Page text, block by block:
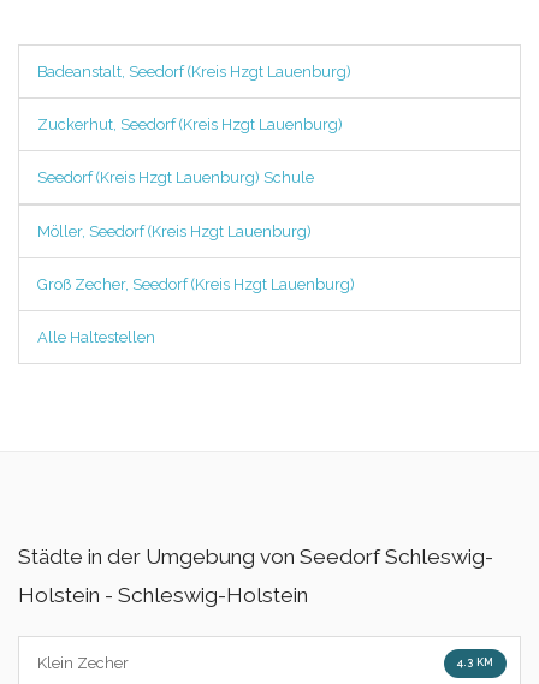
Badeanstalt, Seedorf (Kreis Hzgt Lauenburg)
Zuckerhut, Seedorf (Kreis Hzgt Lauenburg)
Seedorf (Kreis Hzgt Lauenburg) Schule
Möller, Seedorf (Kreis Hzgt Lauenburg)
Groß Zecher, Seedorf (Kreis Hzgt Lauenburg)
Alle Haltestellen
Städte in der Umgebung von Seedorf Schleswig-
Holstein - Schleswig-Holstein
Klein Zecher 4.3 KM